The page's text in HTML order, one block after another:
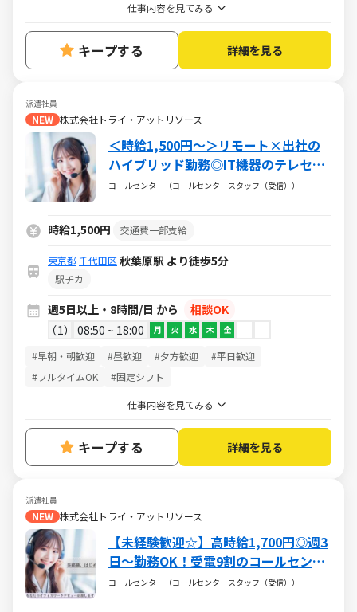
仕事内容を見てみる
キープする 詳細を見る
派遣社員
NEW 株式会社トライ・アットリソース
＜時給1,500円～＞リモート×出社の
ハイブリッド勤務◎IT機器のテレセー
ルススタッフ☆土日祝休
コールセンター（コールセンタースタッフ（受信））
時給1,500円 交通費一部支給
東京都 千代田区 秋葉原駅 より徒歩5分
駅チカ
週5日以上・8時間/日 から
相談OK
1
08:50 ~ 18:00 月 火 水 木 金
#早朝・朝歓迎 #昼歓迎 #夕方歓迎
#平日歓迎
#フルタイムOK
#固定シフト
仕事内容を見てみる
キープする 詳細を見る
派遣社員
NEW 株式会社トライ・アットリソース
【未経験歓迎☆】高時給1,700円◎週3
日～勤務OK！受電9割のコールセンタ
ースタッフ★希望休提出可能！
コールセンター（コールセンタースタッフ（受信））